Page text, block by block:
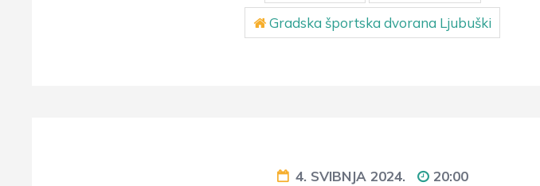
Gradska športska dvorana Ljubuški
4. SVIBNJA 2024. 20:00